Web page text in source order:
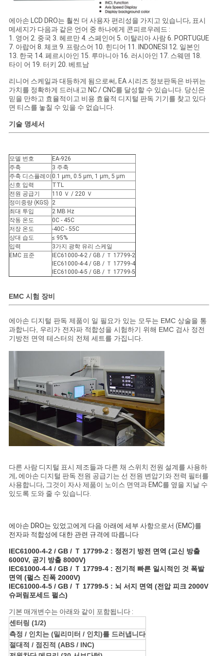
사
이
트
맵
PRIVACY
POLICY
에아손 LCD DRO는 훨씬 더 사용자 편리성을 가지고 있습니다, 표시
메세지가 다음과 같은 언어 중 하나에게 콘피르우레드 :
1. 영어 2. 중국 3. 헤르만 4. 스페인어 5. 이탈리아 사람 6. PORTUGUE
7. 아랍어 8. 체코 9. 프랑스어 10. 힌디어 11. INDONESI 12. 일본인
13. 한국 14. 페르시아인 15. 루마니아 16. 러시아인 17. 스웨덴 18.
타이 어 19. 터키 20. 베트남
리니어 스케일과 대등하게 됨으로써, EA 시리즈 정보판독은 바뀌는
가치를 정확하게 드러내고 NC / CNC를 달성할 수 있습니다. 당신은
믿을 만하고 효율적이고 비용 효율적 디지털 판독 기기를 찾고 있다
면 티스를 놓칠 수 있을 수 없습니다.
기술 명세서
모델 번호
EA-926
주축
3 주축
주축 디스플레이 0.1 μm, 0.5 μm, 1 μm, 5 μm
신호 입력
TTL
전원 공급기
110 Ｖ / 220 Ｖ
정미중량 (KGS)
2
최대 투입
2 MB Hz
작동 온도
0C - 45C
저장 온도
-40C - 55C
상대 습도
≤ 95%
입력
3가지 광학 유리 스케일
EMC 표준
IEC61000-4-2 / GB / Ｔ 17799-2
IEC61000-4-4 / GB / Ｔ 17799-4
IEC61000-4-5 / GB / Ｔ 17799-5
EMC 시험 장비
에아손 디지털 판독 제품이 일 필요가 있는 모두는 EMC 상술을 통
과합니다, 우리가 전자파 적합성을 시험하기 위해 EMC 검사 정전
기방전 면역 테스터의 전체 세트를 가집니다.
다른 사람 디지털 표시 제조들과 다른 채 스위치 전원 설계를 사용하
게, 에아손 디지털 판독 전원 공급기는 선 전원 변압기와 전력 필터를
사용합니다, 그것이 자사 제품이 노이스 면역과 EMC를 옆을 지날 수
있도록 도와 줄 수 있습니다.
에아손 DRO는 있었고에게 다음 아래에 세부 사항으로서 (EMC)를
전자파 적합성에 대한 관련 규격에 따릅니다
IEC61000-4-2 / GB / Ｔ 17799-2 : 정전기 방전 면역 (교신 방출
6000V, 공기 방출 8000V)
IEC61000-4-4 / GB / Ｔ 17799-4 : 전기적 빠른 일시적인 것 폭발
면역 (펄스 진폭 2000V)
IEC61000-4-5 / GB / Ｔ 17799-5 : 뇌 서지 면역 (전압 피크 2000V
슈퍼림포세드 펄스)
기본 매개변수는 아래와 같이 포함됩니다 :
센터링 (1/2)
측정 / 인치는 (밀리미터 / 인치)를 드러냅니다
절대적 / 점진적 (ABS / INC)